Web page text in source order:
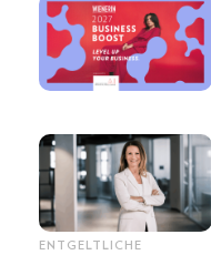
ENTGELTLICHE